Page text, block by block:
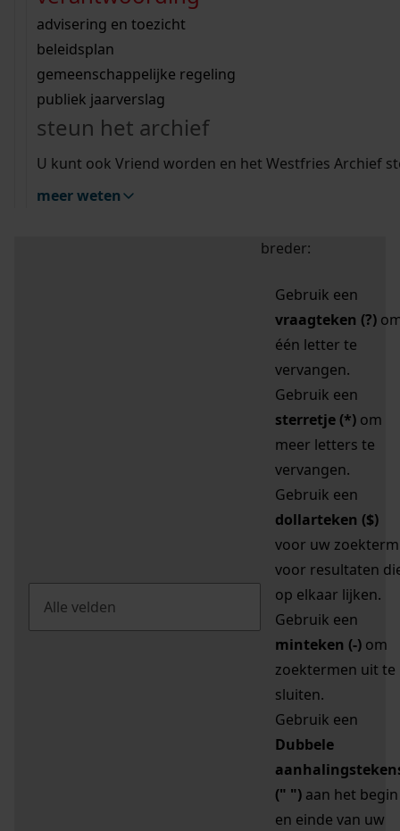
bouwvergunningen
omgevingsvergunningen
vergunningen
beeld en geluid
uitleg nodig?
Wij helpen u op weg met een aantal zoektips.
bekijk alle zoektips
Wij helpen u op weg met een aantal zoektips.
bekijk alle zoektips
bekijk ons geschiedenislokaal
advisering en toezicht
beleidsplan
gemeenschappelijke regeling
publiek jaarverslag
steun het archief
U kunt ook Vriend worden en het Westfries Archief
meer weten
zoektips
Mijn Studiezaal (inloggen)
uw zoekopdracht te
breder:
Gebruik een
vraagteken (?)
één letter te
vervangen.
Gebruik een
sterretje (*) om
meer letters te
vervangen.
Gebruik een
dollarteken ($)
voor uw zoekterm
voor resultaten
op elkaar lijken.
Gebruik een
minteken (-) om
zoektermen uit te
sluiten.
Gebruik een
Dubbele
(" ") aan het begin
en einde van uw